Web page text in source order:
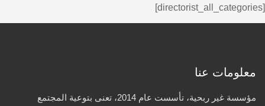
[directorist_all_categories]
معلومات عنا
مؤسسة غير ربحية، تأسست عام 2014، تعنى بتوعية المجتمع